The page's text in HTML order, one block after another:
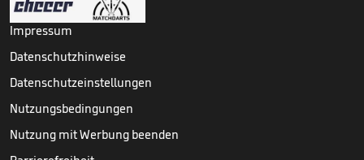
Impressum
Datenschutzhinweise
Datenschutzeinstellungen
Nutzungsbedingungen
Nutzung mit Werbung beenden